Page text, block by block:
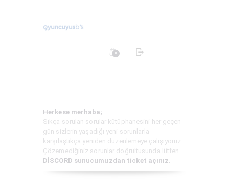
0
SIKÇA SORULAN
SORULAR
İLETIŞIM
Herkese merhaba;
Sıkça sorulan sorular kütüphanesini her geçen
gün sizlerin yaşadığı yeni sorunlarla
karşılaştıkça yeniden düzenlemeye çalışıyoruz.
Çözemediğiniz sorunlar doğrultusunda lütfen
DİSCORD sunucumuzdan ticket açınız.